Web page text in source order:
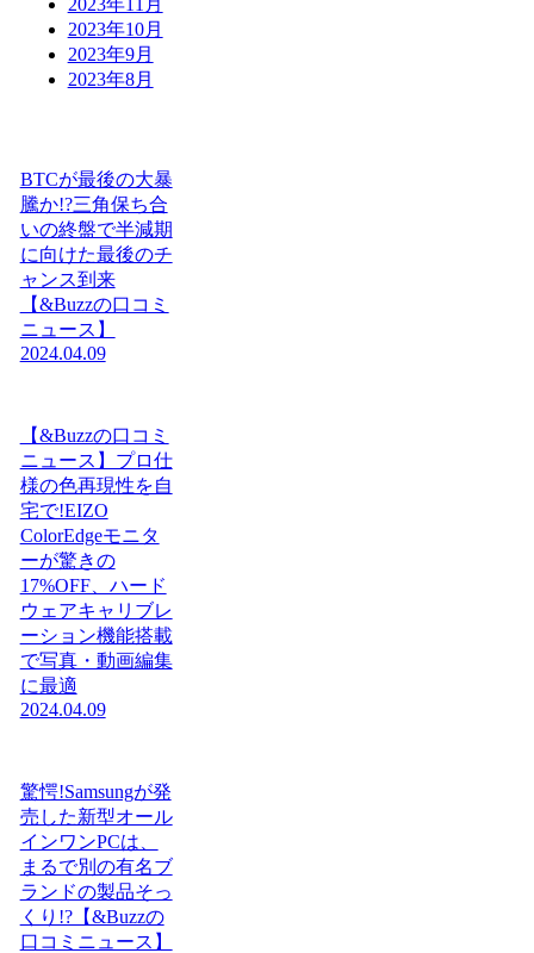
2023年10月
2023年9月
2023年8月
BTCが最後の大暴
騰か!?三角保ち合
いの終盤で半減期
に向けた最後のチ
ャンス到来
【&Buzzの口コミ
ニュース】
2024.04.09
【&Buzzの口コミ
ニュース】プロ仕
様の色再現性を自
宅で!EIZO
ColorEdgeモニタ
ーが驚きの
17%OFF、ハード
ウェアキャリブレ
ーション機能搭載
で写真・動画編集
に最適
2024.04.09
驚愕!Samsungが発
売した新型オール
インワンPCは、
まるで別の有名ブ
ランドの製品そっ
くり!?【&Buzzの
口コミニュース】